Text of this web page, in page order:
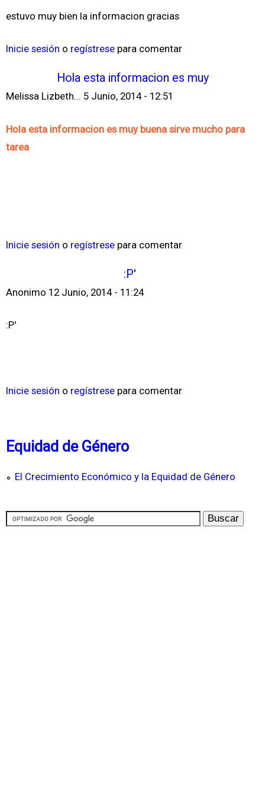
estuvo muy bien la informacion gracias
Inicie sesión o regístrese para comentar
Hola esta informacion es muy
Melissa Lizbeth... 5 Junio, 2014 - 12:51
Hola esta informacion es muy buena sirve mucho para
tarea
Inicie sesión o regístrese para comentar
:P'
Anonimo 12 Junio, 2014 - 11:24
:P'
Inicie sesión o regístrese para comentar
Equidad de Género
El Crecimiento Económico y la Equidad de Género